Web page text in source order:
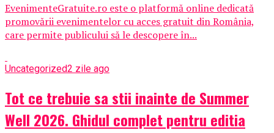
EvenimenteGratuite.ro este o platformă online dedicată
promovării evenimentelor cu acces gratuit din România,
care permite publicului să le descopere în...
Uncategorized2 zile ago
Tot ce trebuie sa stii inainte de Summer
Well 2026. Ghidul complet pentru editia